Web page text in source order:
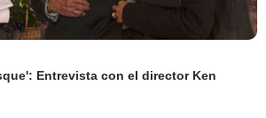
Entrevista con el director Ken